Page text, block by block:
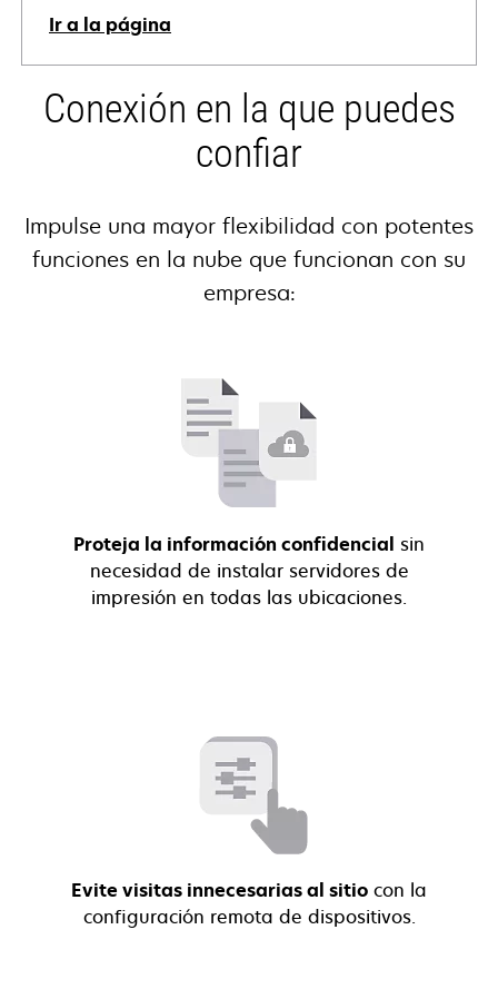
Ir a la página
Conexión en la que puedes
confiar
Impulse una mayor flexibilidad con potentes
funciones en la nube que funcionan con su
empresa:
Proteja la información confidencial sin
necesidad de instalar servidores de
impresión en todas las ubicaciones.
Evite visitas innecesarias al sitio con la
configuración remota de dispositivos.